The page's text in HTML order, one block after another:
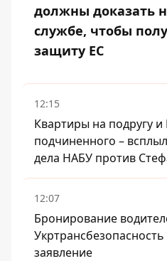
должны доказать
службе, чтобы
защиту ЕС
12:15
Квартиры на подругу
подчиненного –
дела НАБУ против
12:07
Бронирование
заявление